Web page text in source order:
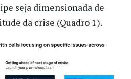
seja dimensionada de
da crise (Quadro 1).